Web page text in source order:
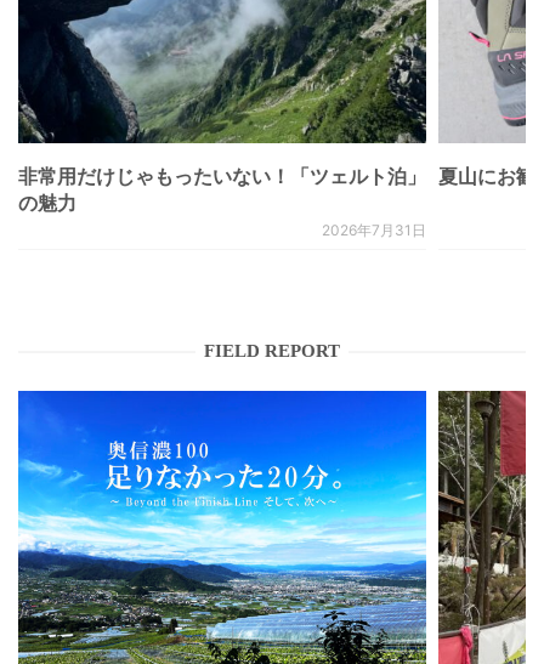
非常用だけじゃもったいない！「ツェルト泊」
の魅力
2026年7月31日
夏山にお
FIELD REPORT